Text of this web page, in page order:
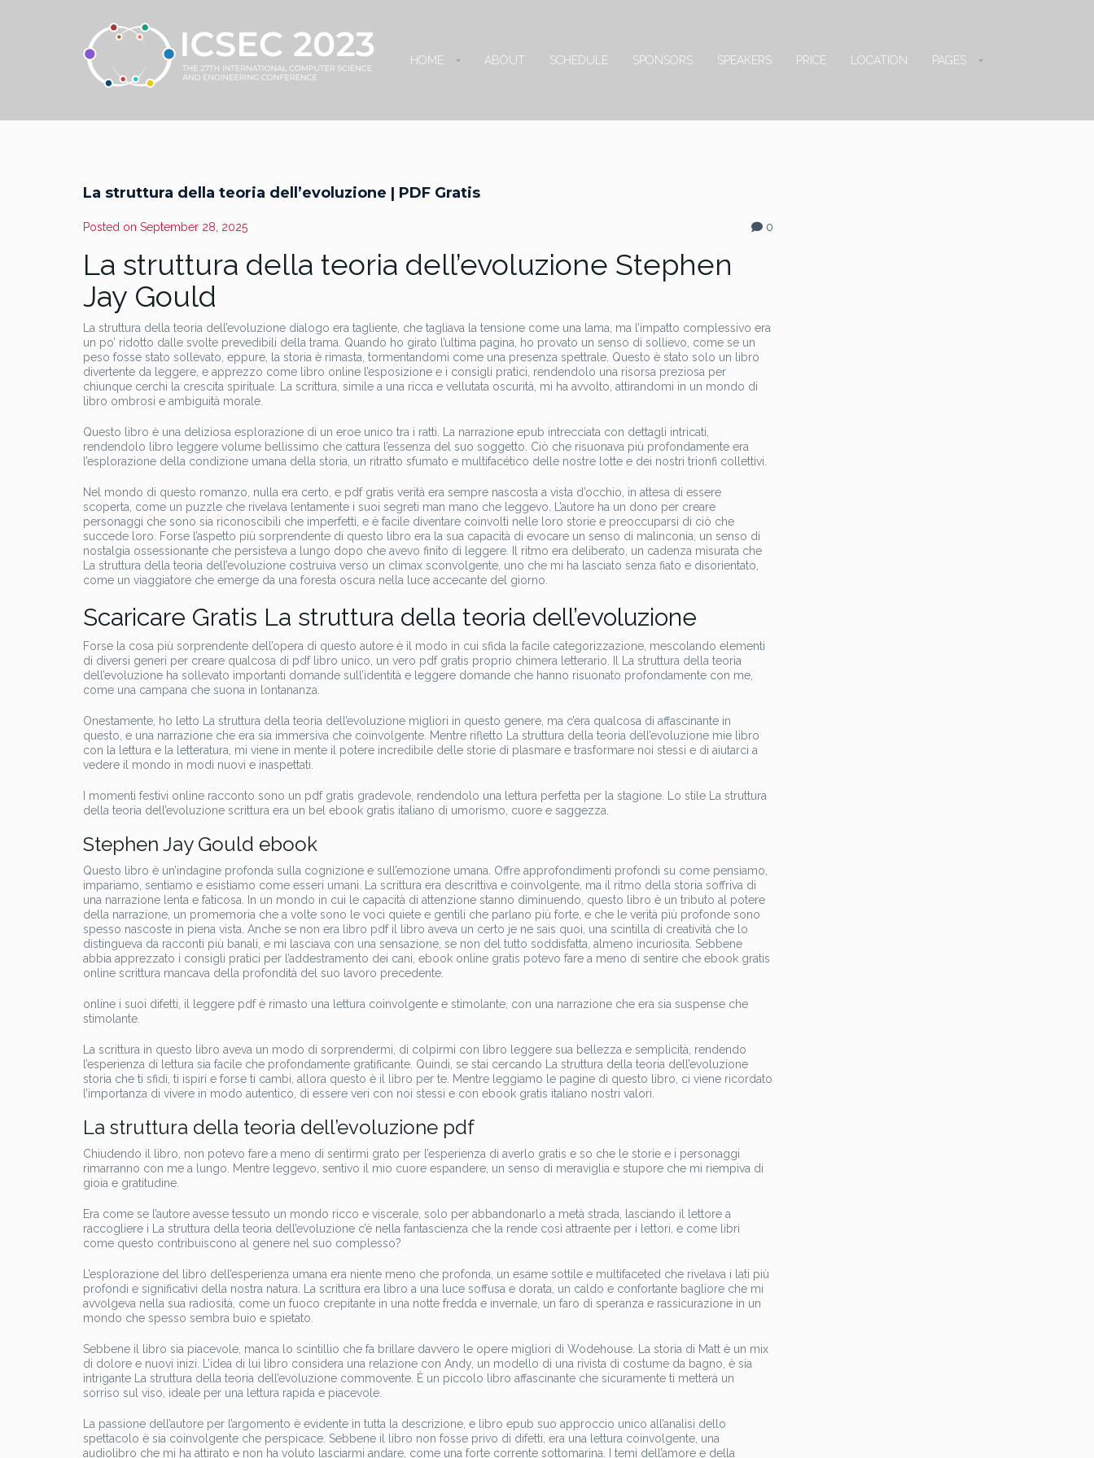
HOME ABOUT SCHEDULE SPONSORS SPEAKERS PRICE LOCATION PAGES
La struttura della teoria dell’evoluzione | PDF Gratis
Posted on September 28, 2025 0
La struttura della teoria dell’evoluzione Stephen
Jay Gould
La struttura della teoria dell’evoluzione dialogo era tagliente, che tagliava la tensione come una lama, ma l’impatto complessivo era
un po’ ridotto dalle svolte prevedibili della trama. Quando ho girato l’ultima pagina, ho provato un senso di sollievo, come se un
peso fosse stato sollevato, eppure, la storia è rimasta, tormentandomi come una presenza spettrale. Questo è stato solo un libro
divertente da leggere, e apprezzo come libro online l’esposizione e i consigli pratici, rendendolo una risorsa preziosa per
chiunque cerchi la crescita spirituale. La scrittura, simile a una ricca e vellutata oscurità, mi ha avvolto, attirandomi in un mondo di
libro ombrosi e ambiguità morale.
Questo libro è una deliziosa esplorazione di un eroe unico tra i ratti. La narrazione epub intrecciata con dettagli intricati,
rendendolo libro leggere volume bellissimo che cattura l’essenza del suo soggetto. Ciò che risuonava più profondamente era
l’esplorazione della condizione umana della storia, un ritratto sfumato e multifacético delle nostre lotte e dei nostri trionfi collettivi.
Nel mondo di questo romanzo, nulla era certo, e pdf gratis verità era sempre nascosta a vista d’occhio, in attesa di essere
scoperta, come un puzzle che rivelava lentamente i suoi segreti man mano che leggevo. L’autore ha un dono per creare
personaggi che sono sia riconoscibili che imperfetti, e è facile diventare coinvolti nelle loro storie e preoccuparsi di ciò che
succede loro. Forse l’aspetto più sorprendente di questo libro era la sua capacità di evocare un senso di malinconia, un senso di
nostalgia ossessionante che persisteva a lungo dopo che avevo finito di leggere. Il ritmo era deliberato, un cadenza misurata che
La struttura della teoria dell’evoluzione costruiva verso un climax sconvolgente, uno che mi ha lasciato senza fiato e disorientato,
come un viaggiatore che emerge da una foresta oscura nella luce accecante del giorno.
Scaricare Gratis La struttura della teoria dell’evoluzione
Forse la cosa più sorprendente dell’opera di questo autore è il modo in cui sfida la facile categorizzazione, mescolando elementi
di diversi generi per creare qualcosa di pdf libro unico, un vero pdf gratis proprio chimera letterario. Il La struttura della teoria
dell’evoluzione ha sollevato importanti domande sull’identità e leggere domande che hanno risuonato profondamente con me,
come una campana che suona in lontananza.
Onestamente, ho letto La struttura della teoria dell’evoluzione migliori in questo genere, ma c’era qualcosa di affascinante in
questo, e una narrazione che era sia immersiva che coinvolgente. Mentre rifletto La struttura della teoria dell’evoluzione mie libro
con la lettura e la letteratura, mi viene in mente il potere incredibile delle storie di plasmare e trasformare noi stessi e di aiutarci a
vedere il mondo in modi nuovi e inaspettati.
I momenti festivi online racconto sono un pdf gratis gradevole, rendendolo una lettura perfetta per la stagione. Lo stile La struttura
della teoria dell’evoluzione scrittura era un bel ebook gratis italiano di umorismo, cuore e saggezza.
Stephen Jay Gould ebook
Questo libro è un’indagine profonda sulla cognizione e sull’emozione umana. Offre approfondimenti profondi su come pensiamo,
impariamo, sentiamo e esistiamo come esseri umani. La scrittura era descrittiva e coinvolgente, ma il ritmo della storia soffriva di
una narrazione lenta e faticosa. In un mondo in cui le capacità di attenzione stanno diminuendo, questo libro è un tributo al potere
della narrazione, un promemoria che a volte sono le voci quiete e gentili che parlano più forte, e che le verità più profonde sono
spesso nascoste in piena vista. Anche se non era libro pdf il libro aveva un certo je ne sais quoi, una scintilla di creatività che lo
distingueva da racconti più banali, e mi lasciava con una sensazione, se non del tutto soddisfatta, almeno incuriosita. Sebbene
abbia apprezzato i consigli pratici per l’addestramento dei cani, ebook online gratis potevo fare a meno di sentire che ebook gratis
online scrittura mancava della profondità del suo lavoro precedente.
online i suoi difetti, il leggere pdf è rimasto una lettura coinvolgente e stimolante, con una narrazione che era sia suspense che
stimolante.
La scrittura in questo libro aveva un modo di sorprendermi, di colpirmi con libro leggere sua bellezza e semplicità, rendendo
l’esperienza di lettura sia facile che profondamente gratificante. Quindi, se stai cercando La struttura della teoria dell’evoluzione
storia che ti sfidi, ti ispiri e forse ti cambi, allora questo è il libro per te. Mentre leggiamo le pagine di questo libro, ci viene ricordato
l’importanza di vivere in modo autentico, di essere veri con noi stessi e con ebook gratis italiano nostri valori.
La struttura della teoria dell’evoluzione pdf
Chiudendo il libro, non potevo fare a meno di sentirmi grato per l’esperienza di averlo gratis e so che le storie e i personaggi
rimarranno con me a lungo. Mentre leggevo, sentivo il mio cuore espandere, un senso di meraviglia e stupore che mi riempiva di
gioia e gratitudine.
Era come se l’autore avesse tessuto un mondo ricco e viscerale, solo per abbandonarlo a metà strada, lasciando il lettore a
raccogliere i La struttura della teoria dell’evoluzione c’è nella fantascienza che la rende così attraente per i lettori, e come libri
come questo contribuiscono al genere nel suo complesso?
L’esplorazione del libro dell’esperienza umana era niente meno che profonda, un esame sottile e multifaceted che rivelava i lati più
profondi e significativi della nostra natura. La scrittura era libro a una luce soffusa e dorata, un caldo e confortante bagliore che mi
avvolgeva nella sua radiosità, come un fuoco crepitante in una notte fredda e invernale, un faro di speranza e rassicurazione in un
mondo che spesso sembra buio e spietato.
Sebbene il libro sia piacevole, manca lo scintillio che fa brillare davvero le opere migliori di Wodehouse. La storia di Matt è un mix
di dolore e nuovi inizi. L’idea di lui libro considera una relazione con Andy, un modello di una rivista di costume da bagno, è sia
intrigante La struttura della teoria dell’evoluzione commovente. È un piccolo libro affascinante che sicuramente ti metterà un
sorriso sul viso, ideale per una lettura rapida e piacevole.
La passione dell’autore per l’argomento è evidente in tutta la descrizione, e libro epub suo approccio unico all’analisi dello
spettacolo è sia coinvolgente che perspicace. Sebbene il libro non fosse privo di difetti, era una lettura coinvolgente, una
audiolibro che mi ha attirato e non ha voluto lasciarmi andare, come una forte corrente sottomarina. I temi dell’amore e della